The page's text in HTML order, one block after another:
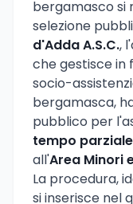
bergamasco si
selezione
d'Adda A.S.C.,
che gestisce in
socio-
bergamasca,
pubblico per
tempo
all'Area Minori
La procedura,
si inserisce nel